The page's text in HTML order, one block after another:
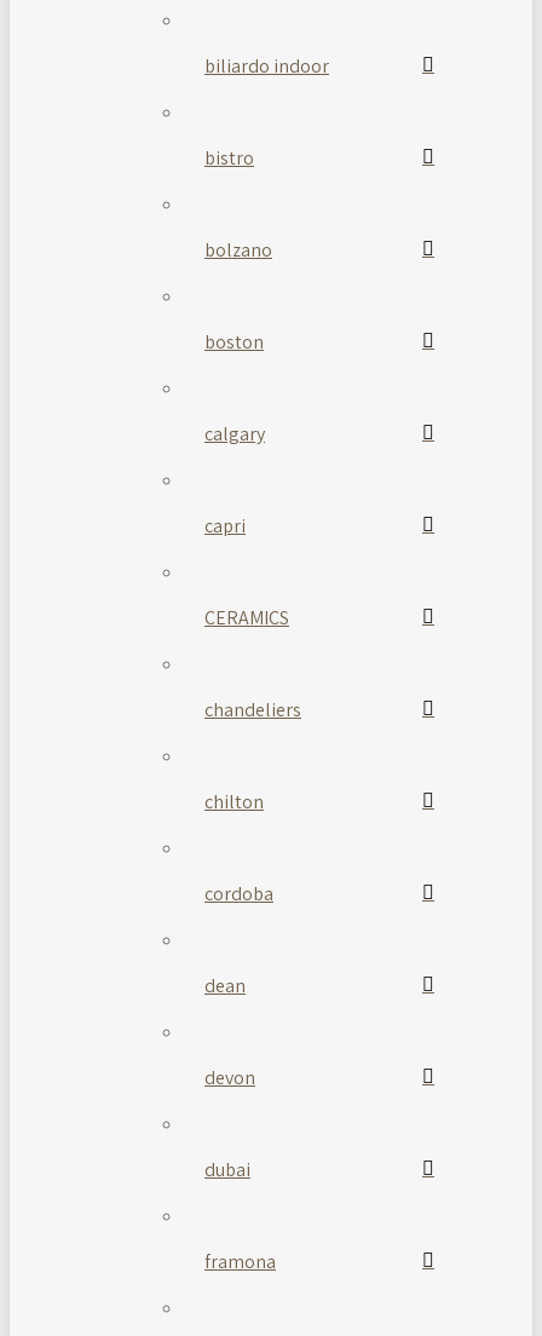
biliardo indoor
bistro
bolzano
boston
calgary
capri
CERAMICS
chandeliers
chilton
cordoba
dean
devon
dubai
framona